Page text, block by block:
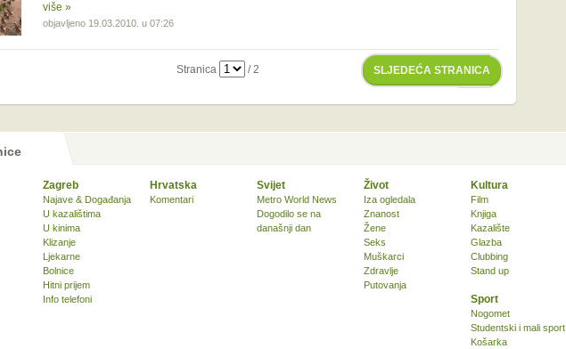
više »
objavljeno 19.03.2010. u 07:26
SLJEDEĆA STRANICA
Stranica / 2
Zagreb
Najave & Događanja
U kazalištima
U kinima
Klizanje
Ljekarne
Bolnice
Hitni prijem
Info telefoni
Hrvatska
Komentari
Svijet
Metro World News
Dogodilo se na
današnji dan
Život
Iza ogledala
Znanost
Žene
Seks
Muškarci
Zdravlje
Putovanja
Kultura
Film
Knjiga
Kazalište
Glazba
Clubbing
Stand up
Sport
Nogomet
Studentski i mali sport
Košarka